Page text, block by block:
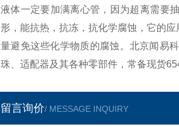
液体一定要加满离心管，因为超离需要
形，能抗热，抗冻，抗化学腐蚀，它的
量避免这些化学物质的腐蚀。北京闻易
珠、适配器及其各种零部件，常备现货
留言询价/ MESSAGE INQUIRY